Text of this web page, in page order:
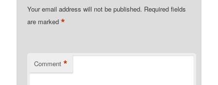
Your email address will not be published. Required fields
are marked*
Comment *